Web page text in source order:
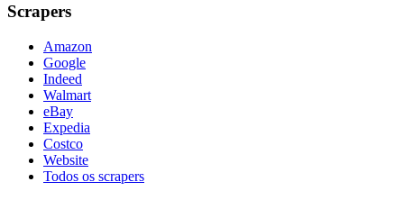
Scrapers
Amazon
Google
Indeed
Walmart
eBay
Expedia
Costco
Website
Todos os scrapers